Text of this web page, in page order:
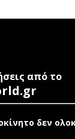
από το
δεν